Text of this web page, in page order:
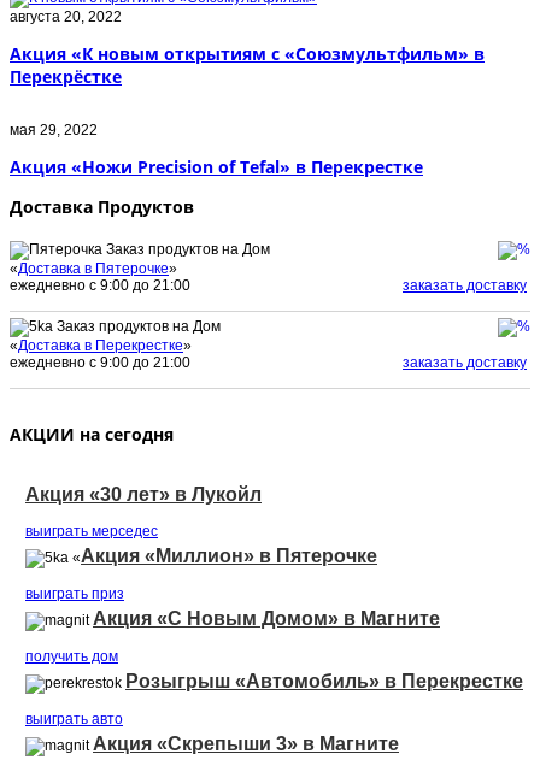
августа 20, 2022
Акция «К новым открытиям с «Союзмультфильм» в
Перекрёстке
мая 29, 2022
Акция «Ножи Precision of Tefal» в Перекрестке
Доставка Продуктов
Заказ продуктов на Дом
«Доставка в Пятерочке»
ежедневно с 9:00 до 21:00
заказать доставку
Заказ продуктов на Дом
«Доставка в Перекрестке»
ежедневно с 9:00 до 21:00
заказать доставку
АКЦИИ на сегодня
Акция «30 лет» в Лукойл
выиграть мерседеc
«Акция «Миллион» в Пятерочке
выиграть приз
Акция «С Новым Домом» в Магните
получить дом
Розыгрыш «Автомобиль» в Перекрестке
выиграть авто
Акция «Скрепыши 3» в Магните